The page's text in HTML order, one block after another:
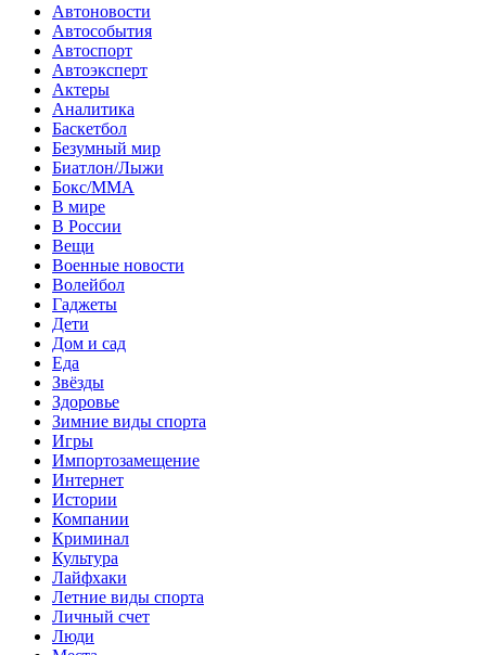
Автоновости
Автособытия
Автоспорт
Автоэксперт
Актеры
Аналитика
Баскетбол
Безумный мир
Биатлон/Лыжи
Бокс/MMA
В мире
В России
Вещи
Военные новости
Волейбол
Гаджеты
Дети
Дом и сад
Еда
Звёзды
Здоровье
Зимние виды спорта
Игры
Импортозамещение
Интернет
Истории
Компании
Криминал
Культура
Лайфхаки
Летние виды спорта
Личный счет
Люди